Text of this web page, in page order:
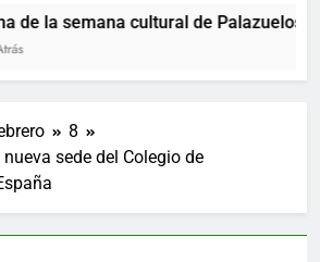
la semana cultural de Palazuelos de
8
sede del Colegio de